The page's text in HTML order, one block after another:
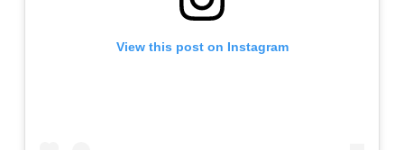
View this post on Instagram